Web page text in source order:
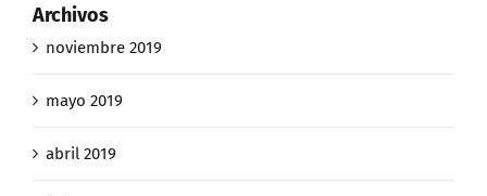
Archivos
noviembre 2019
mayo 2019
abril 2019